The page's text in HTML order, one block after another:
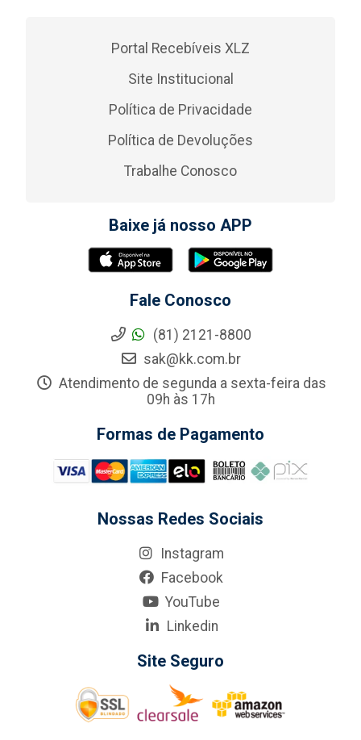
Portal Recebíveis XLZ
Site Institucional
Política de Privacidade
Política de Devoluções
Trabalhe Conosco
Baixe já nosso APP
Fale Conosco
(81) 2121-8800
sak@kk.com.br
Atendimento de segunda a sexta-feira das
09h às 17h
Formas de Pagamento
Nossas Redes Sociais
Instagram
Facebook
YouTube
Linkedin
Site Seguro